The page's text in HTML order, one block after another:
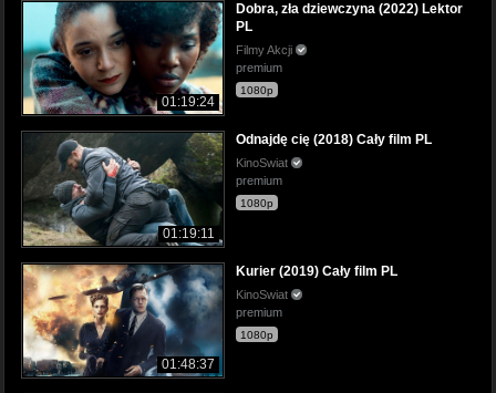
01:19:24
Dobra, zła dziewczyna (2022) Lektor
PL
Filmy Akcji
premium
1080p
01:19:11
Odnajdę cię (2018) Cały film PL
KinoSwiat
premium
1080p
01:48:37
Kurier (2019) Cały film PL
KinoSwiat
premium
1080p